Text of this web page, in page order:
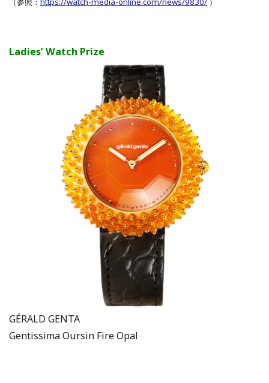
Ladies’ Watch Prize
GÉRALD GENTA
Gentissima Oursin Fire Opal